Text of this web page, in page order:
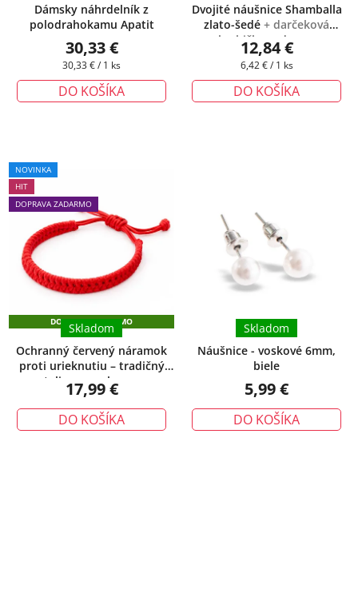
Dámsky náhrdelník z
polodrahokamu Apatit
30,33 €
Jednotková
30,33 € / 1 ks
DO KOŠÍKA
Dvojité náušnice Shamballa
zlato-šedé + darčeková
krabička zadarmo
12,84 €
Jednotková
6,42 € / 1 ks
DO KOŠÍKA
produktu
je
hviezdičiek.
NOVINKA
HIT
DOPRAVA ZADARMO
DOPRAVA ZADARMO
Ochranný červený náramok
proti urieknutiu – tradičný
talizman ochrany
Skladom
17,99 €
DO KOŠÍKA
Náušnice - voskové 6mm,
biele
Skladom
5,99 €
DO KOŠÍKA